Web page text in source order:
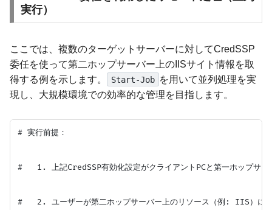
実行）
ここでは、複数のターゲットサーバーに対してCredSSP
委任を使って第二ホップサーバー上のIISサイト情報を取
得する例を示します。
Start-Job を用いて並列処理を実
現し、大規模環境での効率的な管理を目指します。
# 実行前提：
#   1. 上記CredSSP有効化設定がクライアントPCと第一ホップサー
#   2. ユーザーが第二ホップサーバー上のリソース（例: IIS）にア